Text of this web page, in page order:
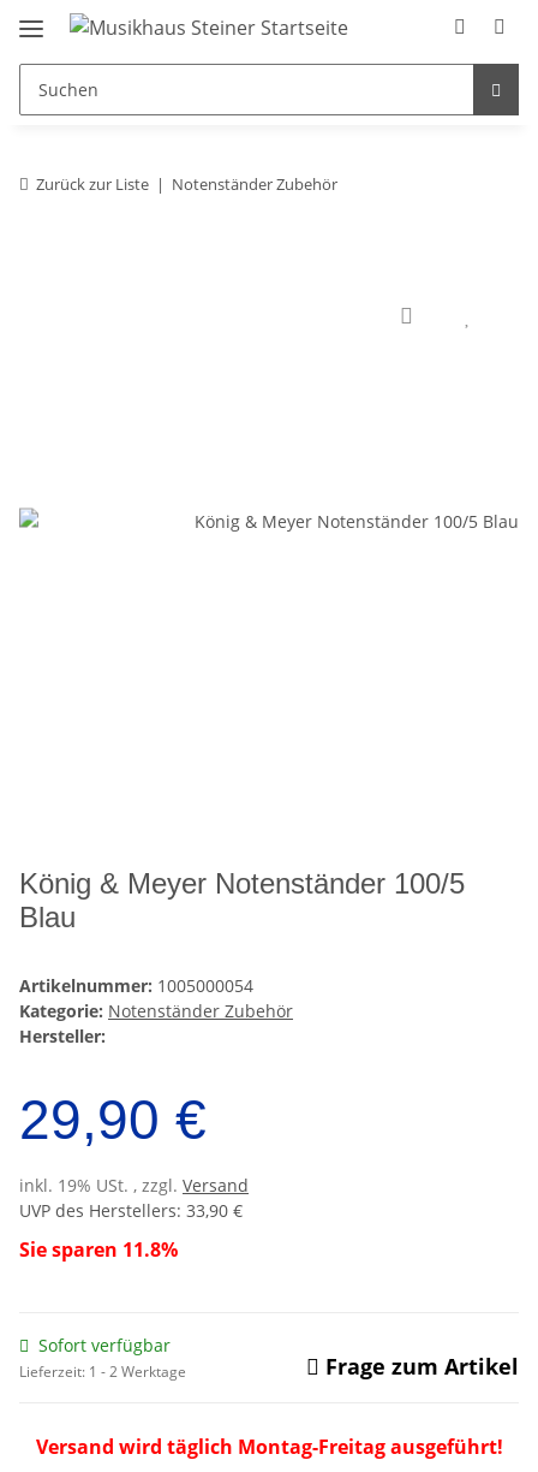
Zurück zur Liste Notenständer Zubehör
König & Meyer Notenständer 100/5
Blau
Artikelnummer: 1005000054
Kategorie: Notenständer Zubehör
Hersteller:
29,90 €
inkl. 19% USt. , zzgl. Versand
UVP des Herstellers: 33,90 €
Sie sparen 11.8%
Sofort verfügbar
Lieferzeit: 1 - 2 Werktage Frage zum Artikel
Versand wird täglich Montag-Freitag ausgeführt!